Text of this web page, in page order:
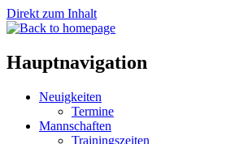
Direkt zum Inhalt
Hauptnavigation
Neuigkeiten
Termine
Mannschaften
Trainingszeiten